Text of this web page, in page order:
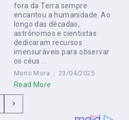
fora da Terra sempre
encantou a humanidade. Ao
longo das décadas,
astrônomos e cientistas
dedicaram recursos
imensuráveis para observar
os céus ...
Mario Mora 23/04/2025
Read More